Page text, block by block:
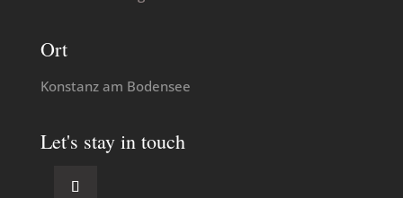
Ort
Konstanz am Bodensee
Let's stay in touch